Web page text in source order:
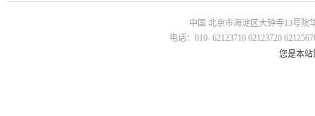
中国 北京市海淀区大钟寺13号院
电话：010- 62123710 62123720
您是本